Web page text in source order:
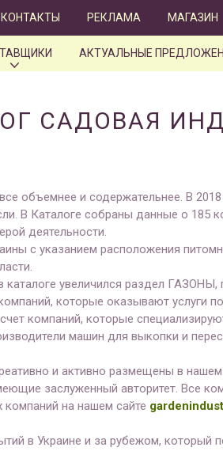
КОНТАКТЫ РЕКЛАМА МАГАЗИН
АКТУАЛЬНЫЕ
САДОВАЯ
объемнее и содержательнее. В
В Каталоге собраны данные о 185
деятельности.
с указанием расположения
каталоге увеличился раздел
которые оказывают услуги
компаний, которые
машин для выкопки и
и активно размещены в
заслуженный авторитет. Все
компаний на нашем сайте
в Украине и за рубежом, который